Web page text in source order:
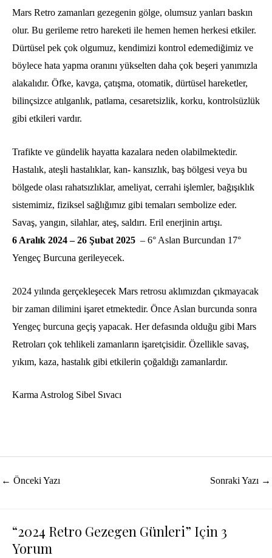
Mars Retro zamanları gezegenin gölge, olumsuz yanları baskın
olur. Bu gerileme retro hareketi ile hemen hemen herkesi etkiler.
Dürtüsel pek çok olgumuz, kendimizi kontrol edemediğimiz ve
böylece hata yapma oranını yükselten daha çok beşeri yanımızla
alakalıdır. Öfke, kavga, çatışma, otomatik, dürtüsel hareketler,
bilinçsizce atılganlık, patlama, cesaretsizlik, korku, kontrolsüzlük
gibi etkileri vardır.
Trafikte ve gündelik hayatta kazalara neden olabilmektedir.
Hastalık, ateşli hastalıklar, kan- kansızlık, baş bölgesi veya bu
bölgede olası rahatsızlıklar, ameliyat, cerrahi işlemler, bağışıklık
sistemimiz, fiziksel sağlığımız gibi temaları sembolize eder.
Savaş, yangın, silahlar, ateş, saldırı. Eril enerjinin artışı.
6 Aralık 2024 – 26 Şubat 2025 – 6° Aslan Burcundan 17°
Yengeç Burcuna gerileyecek.
2024 yılında gerçekleşecek Mars retrosu aklımızdan çıkmayacak
bir zaman dilimini işaret etmektedir. Önce Aslan burcunda sonra
Yengeç burcuna geçiş yapacak. Her defasında olduğu gibi Mars
Retroları çok tehlikeli zamanların işaretçisidir. Özellikle savaş,
yıkım, kaza, hastalık gibi etkilerin çoğaldığı zamanlardır.
Karma Astrolog Sibel Sıvacı
Yazı
← Önceki Yazı Sonraki Yazı →
“2024 Retro Gezegen Günleri” Için 3
Yorum